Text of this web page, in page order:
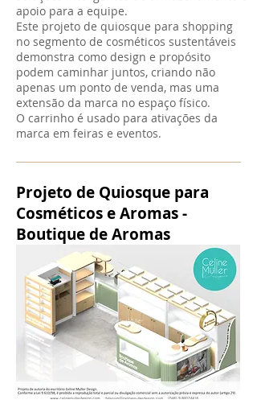
apoio para a equipe.
Este projeto de quiosque para shopping
no segmento de cosméticos sustentáveis
demonstra como design e propósito
podem caminhar juntos, criando não
apenas um ponto de venda, mas uma
extensão da marca no espaço físico.
O carrinho é usado para ativações da
marca em feiras e eventos.
Projeto de Quiosque para
Cosméticos e Aromas -
Boutique de Aromas